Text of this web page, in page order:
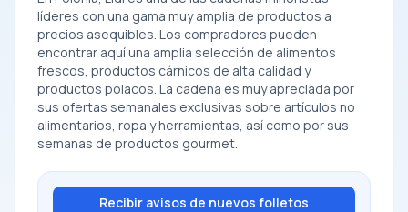
líderes con una gama muy amplia de productos a
precios asequibles. Los compradores pueden
encontrar aquí una amplia selección de alimentos
frescos, productos cárnicos de alta calidad y
productos polacos. La cadena es muy apreciada por
sus ofertas semanales exclusivas sobre artículos no
alimentarios, ropa y herramientas, así como por sus
semanas de productos gourmet.
Recibir avisos de nuevos folletos